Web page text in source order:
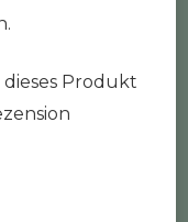
Produkt